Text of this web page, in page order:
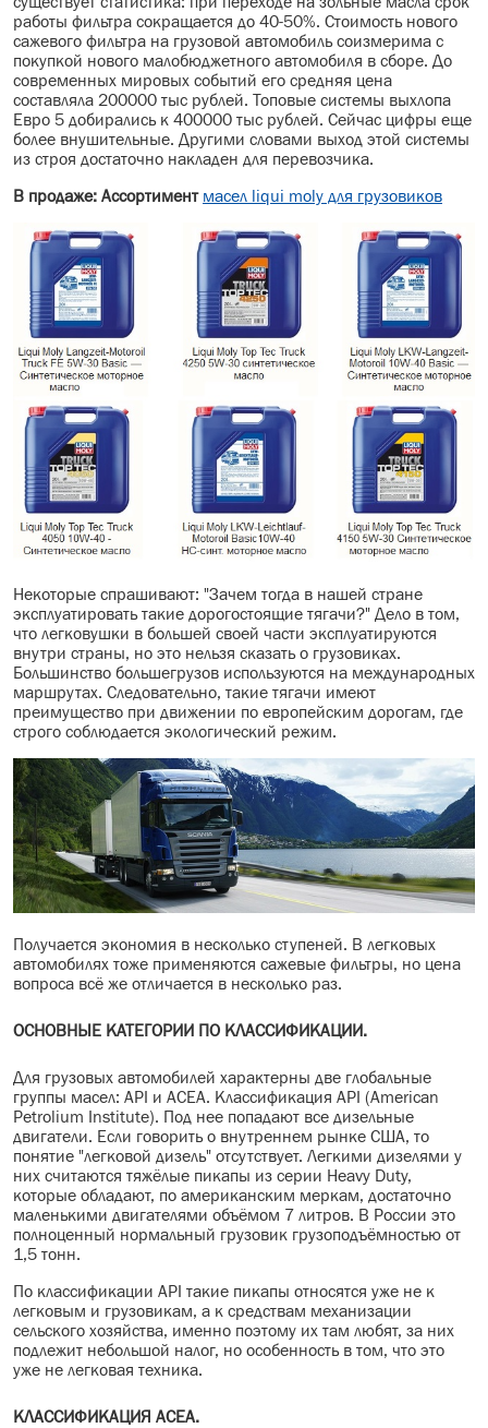
работы фильтра сокращается до 40-50%. Стоимость нового
сажевого фильтра на грузовой автомобиль соизмерима с
покупкой нового малобюджетного автомобиля в сборе. До
современных мировых событий его средняя цена
составляла 200000 тыс рублей. Топовые системы выхлопа
Евро 5 добирались к 400000 тыс рублей. Сейчас цифры еще
более внушительные. Другими словами выход этой системы
из строя достаточно накладен для перевозчика.
В продаже: Ассортимент масел liqui moly для грузовиков
Некоторые спрашивают: "Зачем тогда в нашей стране
эксплуатировать такие дорогостоящие тягачи?" Дело в том,
что легковушки в большей своей части эксплуатируются
внутри страны, но это нельзя сказать о грузовиках.
Большинство большегрузов используются на международных
маршрутах. Следовательно, такие тягачи имеют
преимущество при движении по европейским дорогам, где
строго соблюдается экологический режим.
Получается экономия в несколько ступеней. В легковых
автомобилях тоже применяются сажевые фильтры, но цена
вопроса всё же отличается в несколько раз.
ОСНОВНЫЕ КАТЕГОРИИ ПО КЛАССИФИКАЦИИ.
Для грузовых автомобилей характерны две глобальные
группы масел: API и ACEA. Классификация API (American
Petrolium Institute). Под нее попадают все дизельные
двигатели. Если говорить о внутреннем рынке США, то
понятие "легковой дизель" отсутствует. Легкими дизелями у
них считаются тяжёлые пикапы из серии Heavy Duty,
которые обладают, по американским меркам, достаточно
маленькими двигателями объёмом 7 литров. В России это
полноценный нормальный грузовик грузоподъёмностью от
1,5 тонн.
По классификации API такие пикапы относятся уже не к
легковым и грузовикам, а к средствам механизации
сельского хозяйства, именно поэтому их там любят, за них
подлежит небольшой налог, но особенность в том, что это
уже не легковая техника.
КЛАССИФИКАЦИЯ ACEA.